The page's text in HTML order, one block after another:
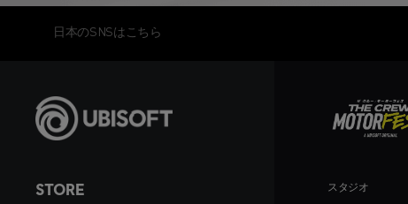
日本のSNSはこちら
STORE
スタジオ